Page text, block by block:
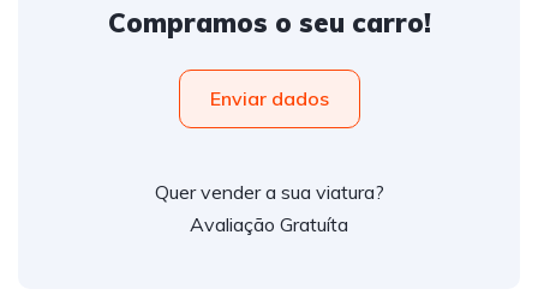
Compramos o seu carro!
Enviar dados
Quer vender a sua viatura?
Avaliação Gratuíta